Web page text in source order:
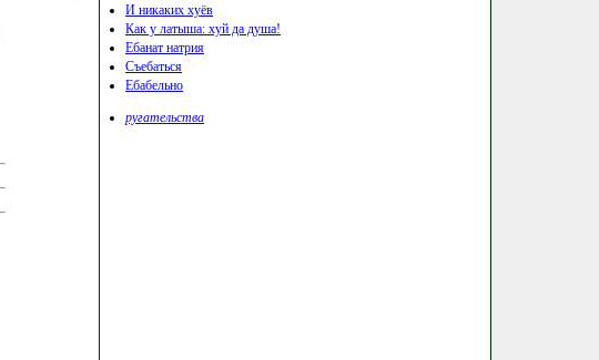
И никаких хуёв
Как у латыша: хуй да душа!
Ебанат натрия
Съебаться
Ебабельно
ругательства